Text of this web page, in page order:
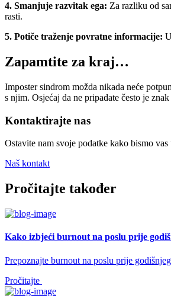
4. Smanjuje razvitak ega: Za razliku od
rasti.
5. Potiče traženje povratne informacije:
Zapamtite za kraj…
Imposter sindrom možda nikada neće
s njim. Osjećaj da ne pripadate često je
Kontaktirajte nas
Ostavite nam svoje podatke kako bismo
Naš kontakt
Pročitajte također
Kako izbjeći burnout na poslu prije
Prepoznajte burnout na poslu prije
Pročitajte